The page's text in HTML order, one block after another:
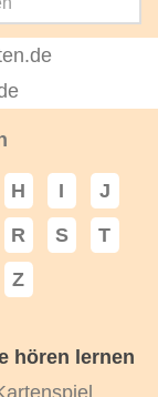
H I
J
R S
T
Z
hören lernen